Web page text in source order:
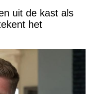
uit de kast als
het